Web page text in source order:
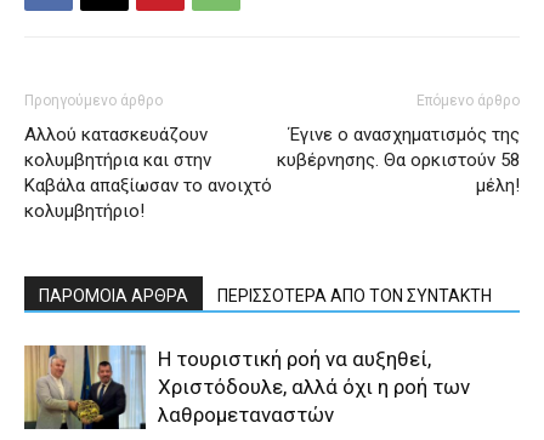
Προηγούμενο άρθρο
Αλλού κατασκευάζουν
κολυμβητήρια και στην
Καβάλα απαξίωσαν το ανοιχτό
κολυμβητήριο!
Επόμενο άρθρο
Έγινε ο ανασχηματισμός της
κυβέρνησης. Θα ορκιστούν 58
μέλη!
ΠΑΡΟΜΟΙΑ ΑΡΘΡΑ ΠΕΡΙΣΣΟΤΕΡΑ ΑΠΟ ΤΟΝ ΣΥΝΤΑΚΤΗ
Η τουριστική ροή να αυξηθεί,
Χριστόδουλε, αλλά όχι η ροή των
λαθρομεταναστών